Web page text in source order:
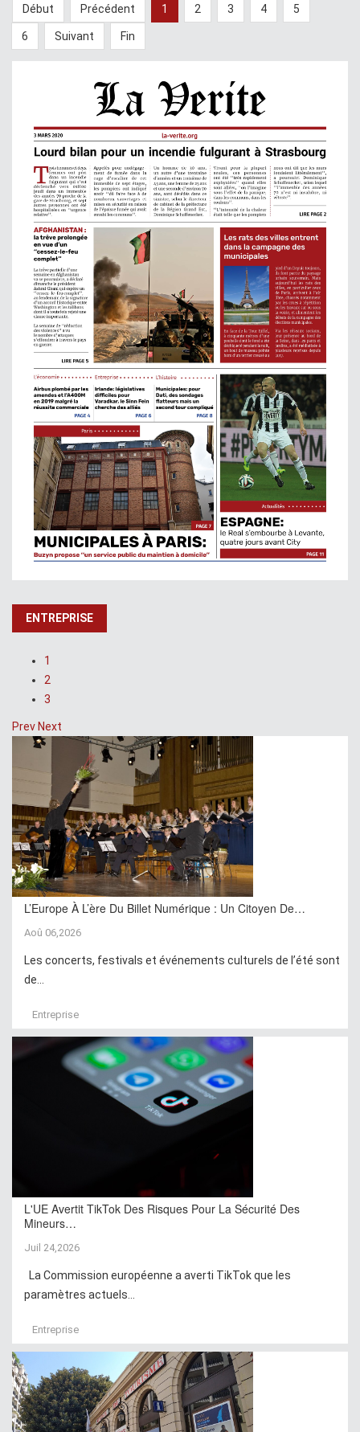
Début Précédent 1 2 3 4 5
6 Suivant Fin
ENTREPRISE
1
2
3
Prev Next
L’Europe À L’ère Du Billet Numérique : Un Citoyen De…
Aoû 06,2026
Les concerts, festivals et événements culturels de l’été sont
de...
Entreprise
L'UE Avertit TikTok Des Risques Pour La Sécurité Des
Mineurs…
Juil 24,2026
La Commission européenne a averti TikTok que les
paramètres actuels...
Entreprise